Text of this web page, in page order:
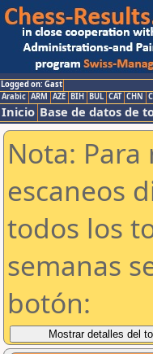
Logged on: Gast
Arabic ARM AZE BIH BUL CAT CHN
Inicio Base de datos de
Nota:
escaneos
todos los
semanas
botón: